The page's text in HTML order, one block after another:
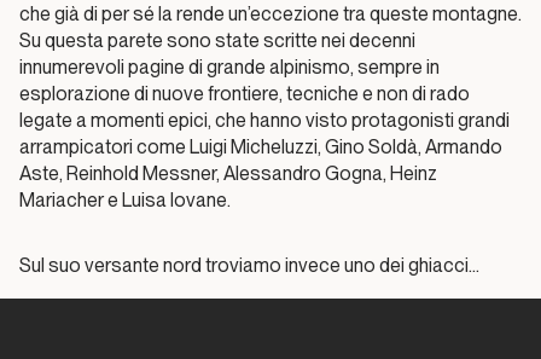
La
visione
ferrea
Dal passato al
presente
che già di per sé la rende un’eccezione tra queste montagne.
Su questa parete sono state scritte nei decenni
innumerevoli pagine di grande alpinismo, sempre in
esplorazione di nuove frontiere, tecniche e non di rado
legate a momenti epici, che hanno visto protagonisti grandi
arrampicatori come Luigi Micheluzzi, Gino Soldà, Armando
Aste, Reinhold Messner, Alessandro Gogna, Heinz
Mariacher e Luisa Iovane.
Sul suo versante nord troviamo invece uno dei ghiacci…